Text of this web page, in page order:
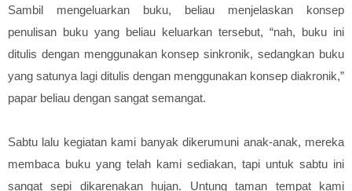
Sambil mengeluarkan buku, beliau menjelaskan konsep
penulisan buku yang beliau keluarkan tersebut, “nah, buku ini
ditulis dengan menggunakan konsep sinkronik, sedangkan buku
yang satunya lagi ditulis dengan menggunakan konsep diakronik,”
papar beliau dengan sangat semangat.
Sabtu lalu kegiatan kami banyak dikerumuni anak-anak, mereka
membaca buku yang telah kami sediakan, tapi untuk sabtu ini
sangat sepi dikarenakan hujan. Untung taman tempat kami